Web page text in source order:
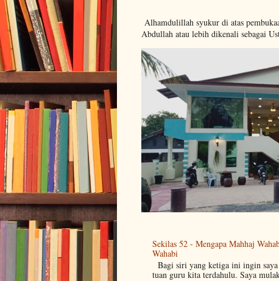
Alhamdulillah syukur di atas
Abdullah atau lebih dikenali sebagai
Sekilas 52 - Mengapa Mahhaj
Wahabi
Bagi siri yang ketiga ini ingin
tuan guru kita terdahulu. Saya